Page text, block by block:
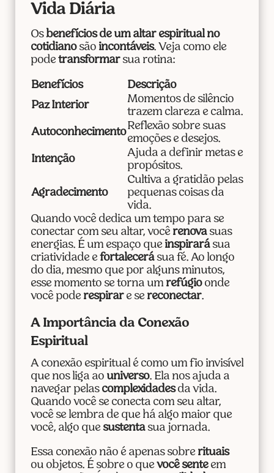
Vida Diária
Osbenefícios de um altar espiritual no
cotidianosão incontáveis. Veja como ele
pode transformarsua rotina:
Benefícios
Descrição
Paz Interior
Momentos de silêncio
trazem clareza e calma.
Autoconhecimento
Reflexão sobre suas
emoções e desejos.
Intenção
Ajuda a definir metas e
propósitos.
Agradecimento
Cultiva a gratidão pelas
pequenas coisas da
vida.
Quando você dedica um tempo para se
conectar com seu altar, você renovasuas
energias. É um espaço que inspirarásua
criatividade e fortalecerásua fé. Ao longo
do dia, mesmo que por alguns minutos,
esse momento se torna um refúgioonde
você pode respirare se reconectar.
A Importância da Conexão
Espiritual
A conexão espiritual é como um fio invisível
que nos liga ao universo. Ela nos ajuda a
navegar pelas complexidadesda vida.
Quando você se conecta com seu altar,
você se lembra de que há algo maior que
você, algo que sustentasua jornada.
Essa conexão não é apenas sobre rituais
ou objetos. É sobre o que você senteem